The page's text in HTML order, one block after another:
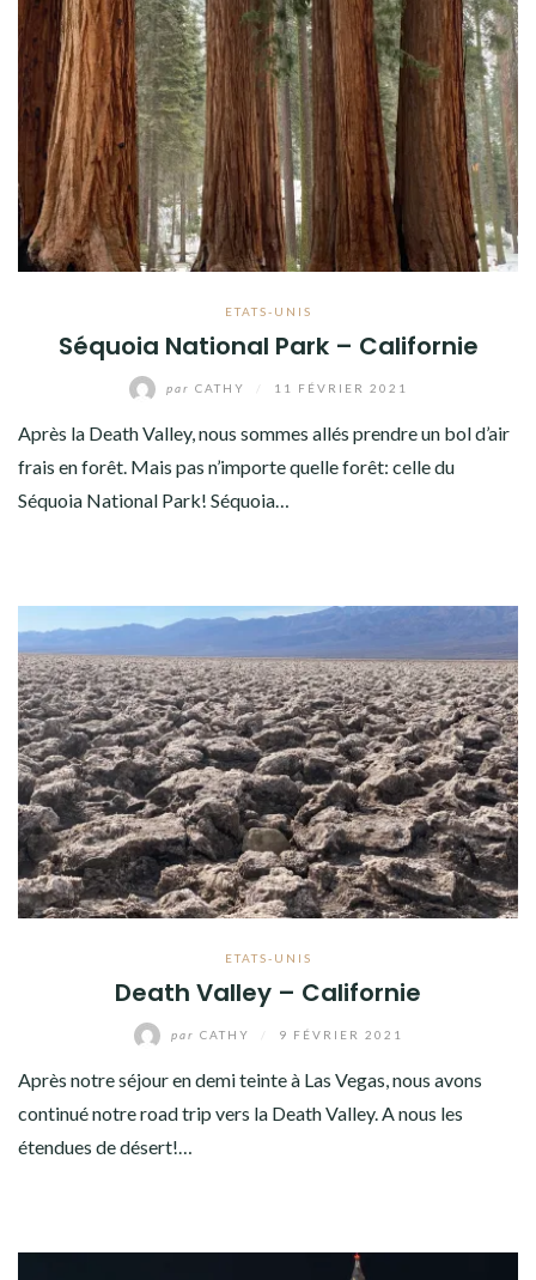
ETATS-UNIS
Séquoia National Park – Californie
par CATHY 11 FÉVRIER 2021
Après la Death Valley, nous sommes allés prendre un bol d’air
frais en forêt. Mais pas n’importe quelle forêt: celle du
Séquoia National Park! Séquoia…
ETATS-UNIS
Death Valley – Californie
par CATHY 9 FÉVRIER 2021
Après notre séjour en demi teinte à Las Vegas, nous avons
continué notre road trip vers la Death Valley. A nous les
étendues de désert!…